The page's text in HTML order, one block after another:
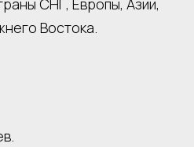
СНГ, Европы, Азии,
Востока.